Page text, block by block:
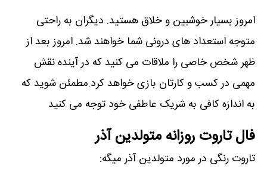
امروز بسیار خوشبین و خلاق هستید. دیگران به راحتی
متوجه استعداد های درونی شما خواهند شد. امروز بعد از
ظهر شخص خاصی را ملاقات می کنید که در آینده نقش
مهمی در کسب و کارتان بازی خواهد کرد.مطمئن شوید که
به اندازه کافی به شریک عاطفی خود توجه می کنید
فال تاروت روزانه متولدین آذر
تاروت رنگی در مورد متولدین آذر میگه: